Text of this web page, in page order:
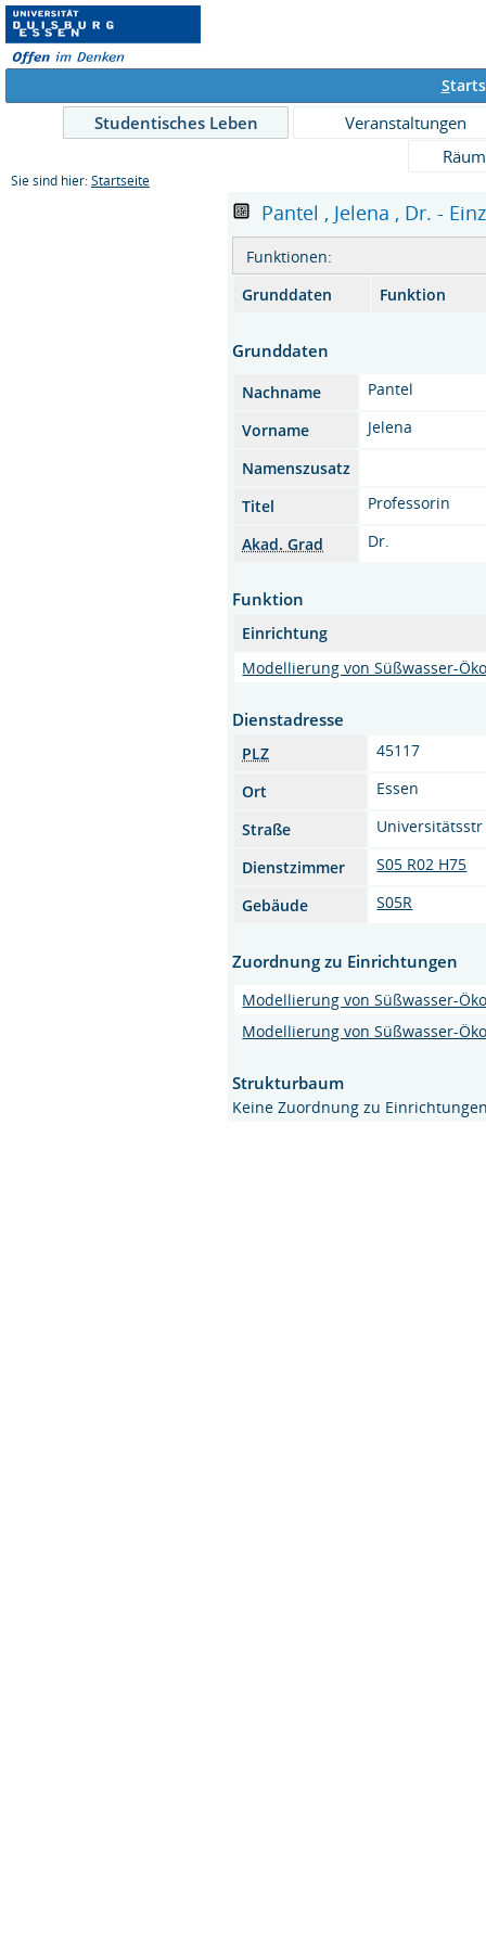
S
Studentisches Leben
Veranstaltungen
Sie sind hier: Startseite
Pantel , Jelena , Dr. -
Funktionen:
Grunddaten
Funktion
Grunddaten
Nachname
Pantel
Vorname
Jelena
Namenszusatz
Titel
Professorin
Akad. Grad
Dr.
Funktion
Einrichtung
Modellierung von Süßwasser-
Dienstadresse
PLZ
45117
Ort
Essen
Straße
Universitätsstr
Dienstzimmer
S05 R02 H75
Gebäude
S05R
Zuordnung zu Einrichtungen
Modellierung von Süßwasser-
Modellierung von Süßwasser-
Strukturbaum
Keine Zuordnung zu